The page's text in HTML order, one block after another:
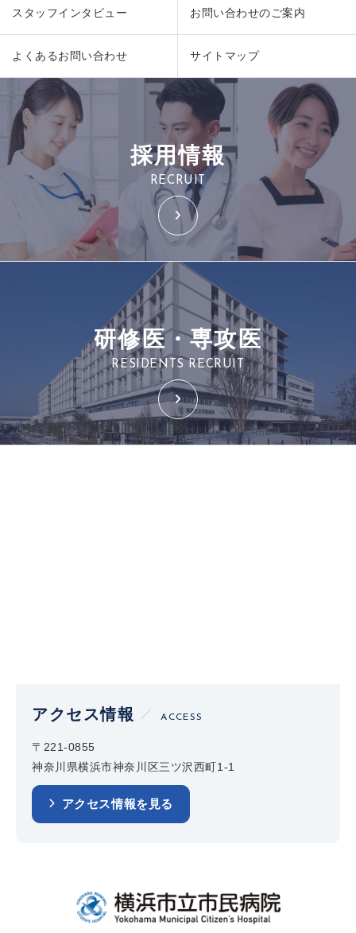
スタッフインタビュー お問い合わせのご案内
よくあるお問い合わせ サイトマップ
採用情報
RECRUIT
研修医・専攻医
RESIDENTS RECRUIT
アクセス情報 ACCESS
〒221-0855
神奈川県横浜市神奈川区三ツ沢西町1-1
アクセス情報を見る